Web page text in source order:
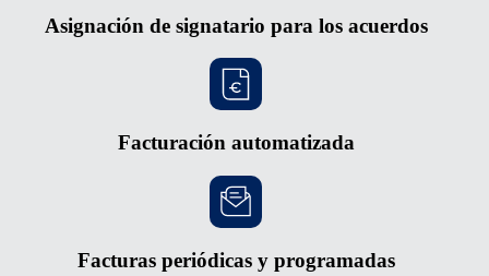
Asignación de signatario para los acuerdos
Facturación automatizada
Facturas periódicas y programadas